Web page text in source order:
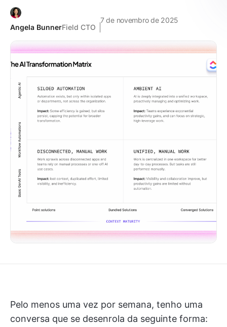
Angela BunnerField CTO
7 de novembro de 2025
Pelo menos uma vez por semana, tenho uma
conversa que se desenrola da seguinte forma: